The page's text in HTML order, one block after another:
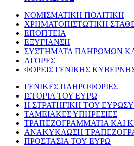
ΝΟΜΙΣΜΑΤΙΚΗ ΠΟΛΙΤΙΚΗ
ΧΡΗΜΑΤΟΠΙΣΤΩΤΙΚΗ
ΕΠΟΠΤΕΙΑ
ΕΞΥΓΙΑΝΣΗ
ΣΥΣΤΗΜΑΤΑ ΠΛΗΡΩΜΩΝ
ΑΓΟΡΕΣ
ΦΟΡΕΙΣ ΓΕΝΙΚΗΣ
ΓΕΝΙΚΕΣ ΠΛΗΡΟΦΟΡΙΕΣ
ΙΣΤΟΡΙΑ ΤΟΥ ΕΥΡΩ
Η ΣΤΡΑΤΗΓΙΚΗ ΤΟΥ
ΤΑΜΕΙΑΚΕΣ ΥΠΗΡΕΣΙΕΣ
ΤΡΑΠΕΖΟΓΡΑΜΜΑΤΙΑ ΚΑΙ
ΑΝΑΚΥΚΛΩΣΗ
ΠΡΟΣΤΑΣΙΑ ΤΟΥ ΕΥΡΩ